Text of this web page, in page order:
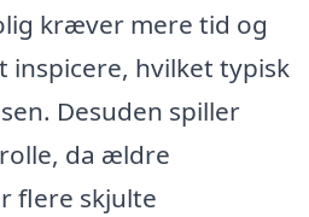
kræver mere tid og
inspicere, hvilket typisk
Desuden spiller
da ældre
flere skjulte